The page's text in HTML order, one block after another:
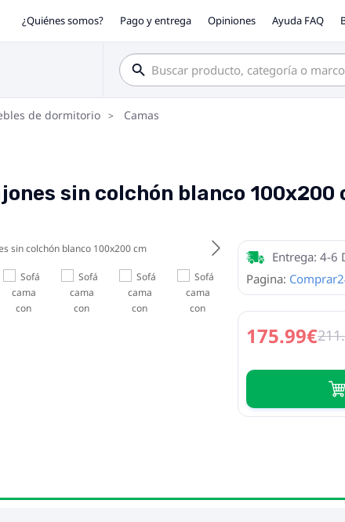
¿Quiénes somos? Pago y entrega Opiniones Ayuda FAQ
de dormitorio Camas
sin colchón blanco 100x200
Entrega: 4-6
Pagina:
175.99€